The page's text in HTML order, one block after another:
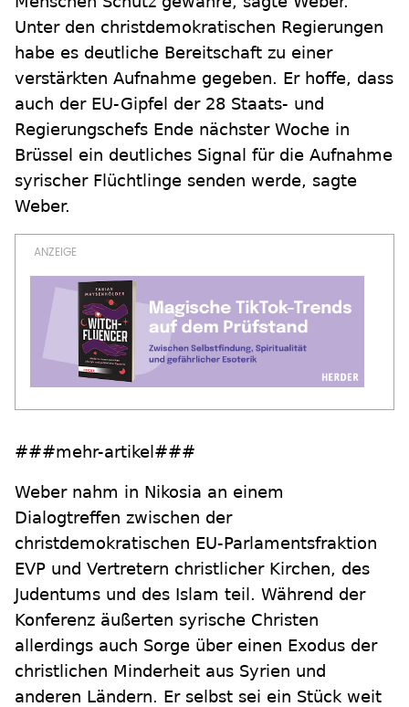
Unter den christdemokratischen Regierungen
habe es deutliche Bereitschaft zu einer
verstärkten Aufnahme gegeben. Er hoffe, dass
auch der EU-Gipfel der 28 Staats- und
Regierungschefs Ende nächster Woche in
Brüssel ein deutliches Signal für die Aufnahme
syrischer Flüchtlinge senden werde, sagte
Weber.
###mehr-artikel###
Weber nahm in Nikosia an einem
Dialogtreffen zwischen der
christdemokratischen EU-Parlamentsfraktion
EVP und Vertretern christlicher Kirchen, des
Judentums und des Islam teil. Während der
Konferenz äußerten syrische Christen
allerdings auch Sorge über einen Exodus der
christlichen Minderheit aus Syrien und
anderen Ländern. Er selbst sei ein Stück weit